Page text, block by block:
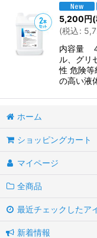
5,200円
(税込:
内容量
ル、グリ
性 危険等
の高い液
ホーム
ショッピングカート
マイページ
全商品
最近チェックしたア
新着情報